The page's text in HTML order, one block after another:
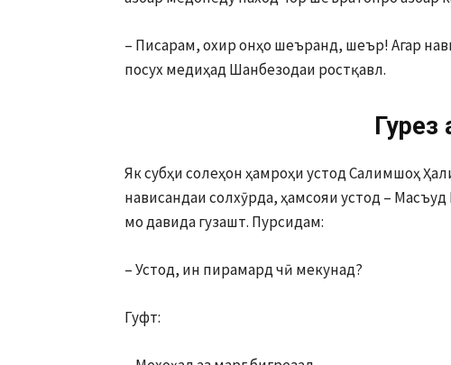
– Писарам, охир онҳо шеъранд, шеър! Агар
посух медиҳад Шанбезодаи ростқавл.
Гурез
Як субҳи солеҳон ҳамроҳи устод Салимшоҳ
нависандаи солхӯрда, ҳамсояи устод –
мо давида гузашт. Пурсидам:
– Устод, ин пирамард чӣ мекунад?
Гуфт: